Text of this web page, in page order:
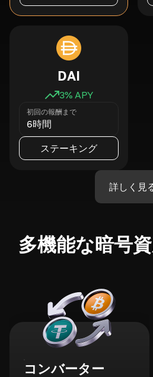
DAI
3% APY
初回の報酬まで
6時間
ステーキング
詳しく見
多機能な暗号
コンバーター